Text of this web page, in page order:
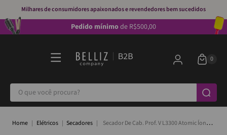
Milhares de consumidores apaixonados e revendedores bem sucedidos
Pedido mínimode R$500,00
O que você procura?
Elétricos Secadores
Secador De Cab. Prof. V L3300 Atomic Íon